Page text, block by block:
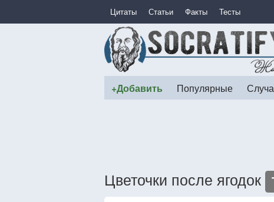
Цитаты Статьи Факты Тесты
+Добавить Популярные
Цветочки после ягодок